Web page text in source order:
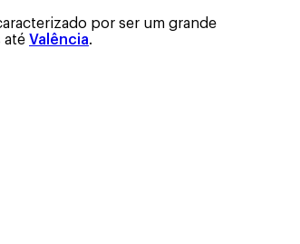
por ser um grande
até Valência.